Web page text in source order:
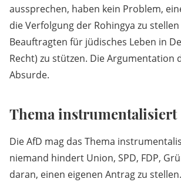
aussprechen, haben kein Problem,
die Verfolgung der Rohingya zu
Beauftragten für jüdisches Leben in
Recht) zu stützen. Die Argumentation
Absurde.
Thema instrumentalisiert
Die AfD mag das Thema
niemand hindert Union, SPD, FDP,
daran, einen eigenen Antrag zu